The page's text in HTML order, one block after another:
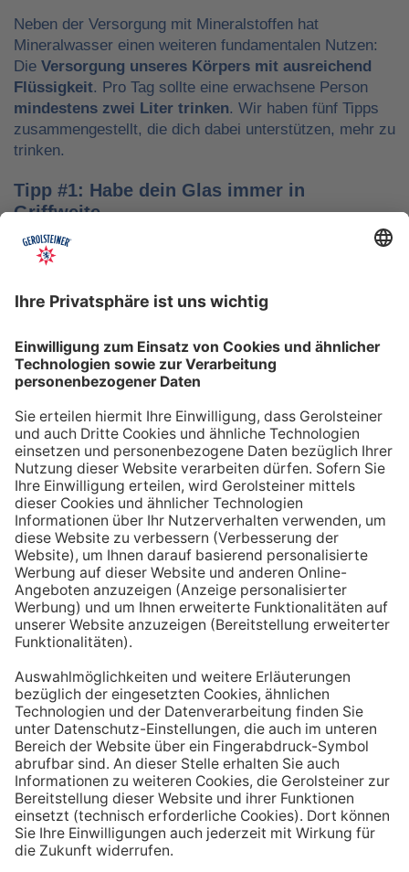
Neben der Versorgung mit Mineralstoffen hat
Mineralwasser einen weiteren fundamentalen Nutzen:
Die Versorgung unseres Körpers mit ausreichend
Flüssigkeit. Pro Tag sollte eine erwachsene Person
mindestens zwei Liter trinken. Wir haben fünf Tipps
zusammengestellt, die dich dabei unterstützen, mehr zu
trinken.
Tipp #1: Habe dein Glas immer in
Griffweite
Ob bei der Arbeit oder während der Freizeit: Wasser
nicht vergisst. Denke daran, auch unterwegs immer
etwas Wasser dabei zu haben. Kleine PET-Flaschen mit
hinnehmen.
Tipp #2: Trinke direkt nach dem Aufstehen
Über Nacht verliert dein Körper Flüssigkeit. Um gut in
den Tag zu starten, solltest du deshalb direkt nach dem
Aufstehen ein großes Glas Wasser trinken. Stelle dir
zum Beispiel eine Flasche Mineralwasser direkt ans
Bett, damit du dieses kleine Morgenritual sofort
durchführen kannst.
Tipp #3: Vor und während jeder Mahlzeit
ein Glas Wasser trinken
Dadurch verknüpfst du das Trinken mit einem Ereignis.
einer Mahlzeit trinken, unterstützt du außerdem die
Produktion von Verdauungssäften. Zusätzlich fördert
das Trinken während des Essens das Sättigungsgefühl.
Tipp #4: Peppe dein Wasser auf
Wenn dir der Geschmack von purem Mineralwasser
nicht reichen sollte, dann kannst du deine Getränke mit
einfachen Mitteln verfeinern. Mische dir einfach